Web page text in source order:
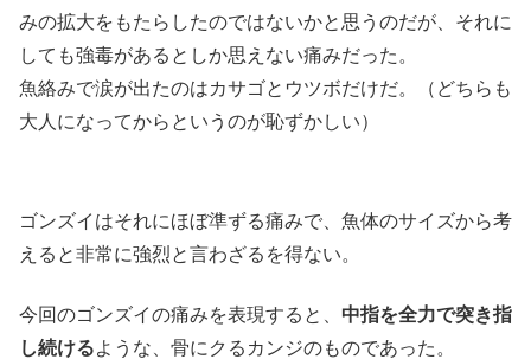
みの拡大をもたらしたのではないかと思うのだが、それに
しても強毒があるとしか思えない痛みだった。
魚絡みで涙が出たのはカサゴとウツボだけだ。（どちらも
大人になってからというのが恥ずかしい）
ゴンズイはそれにほぼ準ずる痛みで、魚体のサイズから考
えると非常に強烈と言わざるを得ない。
今回のゴンズイの痛みを表現すると、 中指を全力で突き指
し続けるような、骨にクるカンジのものであった。